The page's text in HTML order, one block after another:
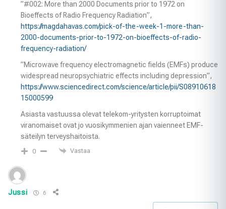
”#002: More than 2000 Documents prior to 1972 on
Bioeffects of Radio Frequency Radiation”,
https://magdahavas.com/pick-of-the-week-1-more-than-
2000-documents-prior-to-1972-on-bioeffects-of-radio-
frequency-radiation/
”Microwave frequency electromagnetic fields (EMFs) produce
widespread neuropsychiatric effects including depression”,
https://www.sciencedirect.com/science/article/pii/S08910618
15000599
Asiasta vastuussa olevat telekom-yritysten korruptoimat
viranomaiset ovat jo vuosikymmenien ajan vaienneet EMF-
säteilyn terveyshaitoista.
0 Vastaa
Jussi 6